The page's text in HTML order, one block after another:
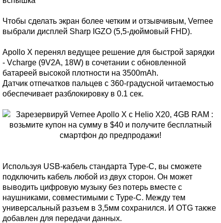
Чтобы сделать экран более четким и отзывчивым, Vernee
выбрали дисплей Sharp IGZO (5,5-дюймовый FHD).
Apollo X перенял ведущее решение для быстрой зарядки
- Vcharge (9V2A, 18W) в сочетании с обновленной
батареей высокой плотности на 3500mAh.
Датчик отпечатков пальцев с 360-градусной читаемостью
обеспечивает разблокировку в 0.1 сек.
Используя USB-кабель стандарта Type-C, вы сможете
подключить кабель любой из двух сторон. Он может
выводить цифровую музыку без потерь вместе с
наушниками, совместимыми с Type-C. Между тем
универсальный разъем в 3,5мм сохранился. И OTG также
добавлен для передачи данных.